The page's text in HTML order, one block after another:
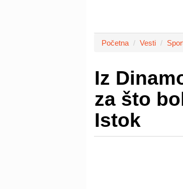
Početna Vesti
Iz
za što
Istok